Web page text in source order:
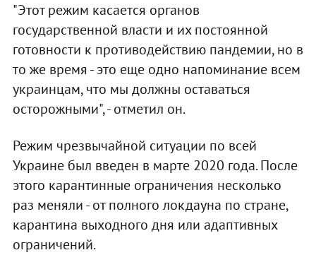
"Этот режим касается органов
государственной власти и их постоянной
готовности к противодействию пандемии, но в
то же время - это еще одно напоминание всем
украинцам, что мы должны оставаться
осторожными", - отметил он.
Режим чрезвычайной ситуации по всей
Украине был введен в марте 2020 года. После
этого карантинные ограничения несколько
раз меняли - от полного локдауна по стране,
карантина выходного дня или адаптивных
ограничений.